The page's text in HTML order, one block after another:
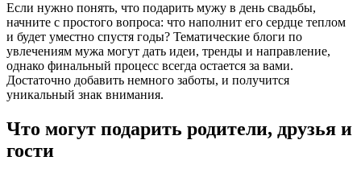
Если нужно понять, что подарить мужу в день свадьбы,
начните с простого вопроса: что наполнит его сердце теплом
и будет уместно спустя годы? Тематические блоги по
увлечениям мужа могут дать идеи, тренды и направление,
однако финальный процесс всегда остается за вами.
Достаточно добавить немного заботы, и получится
уникальный знак внимания.
Что могут подарить родители, друзья и
гости